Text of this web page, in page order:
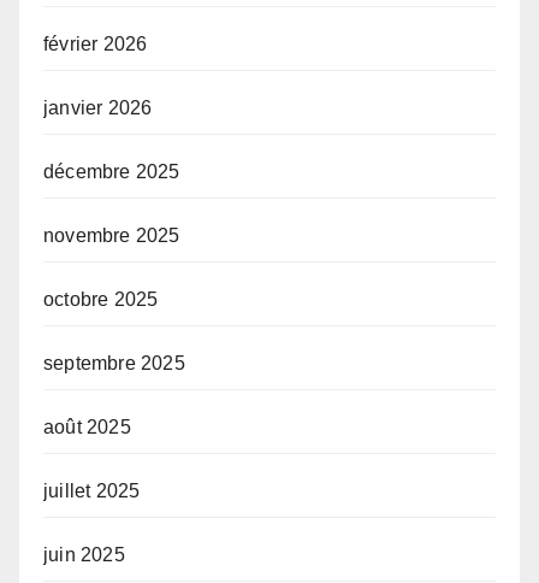
février 2026
janvier 2026
décembre 2025
novembre 2025
octobre 2025
septembre 2025
août 2025
juillet 2025
juin 2025